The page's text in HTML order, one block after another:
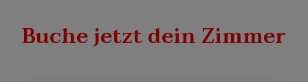
Buche jetzt dein Zimmer